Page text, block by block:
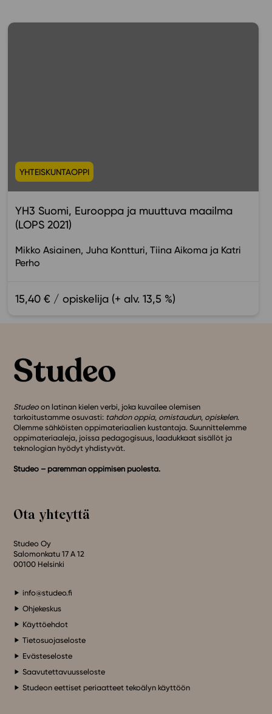
YHTEISKUNTAOPPI
YH3 Suomi, Eurooppa ja muuttuva maailma
(LOPS 2021)
Mikko Asiainen Juha Kontturi Tiina Aikoma
Katri
Perho
15,40 € / opiskelija (+ alv. 13,5 %)
Studeo on latinan kielen verbi, joka kuvailee olemisen
tarkoitustamme osuvasti: tahdon oppia, omistaudun, opiskelen.
Olemme sähköisten oppimateriaalien kustantaja. Suunnittelemme
oppimateriaaleja, joissa pedagogisuus, laadukkaat sisällöt ja
teknologian hyödyt yhdistyvät.
Studeo – paremman oppimisen puolesta.
Ota yhteyttä
Studeo Oy
Salomonkatu 17 A 12
00100 Helsinki
info@studeo.fi
Ohjekeskus
Käyttöehdot
Tietosuojaseloste
Evästeseloste
Saavutettavuusseloste
Studeon eettiset periaatteet tekoälyn käyttöön